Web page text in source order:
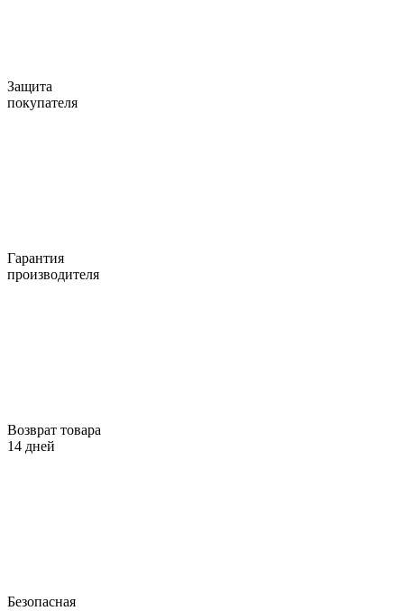
Защита
покупателя
Гарантия
производителя
Возврат товара
14 дней
Безопасная